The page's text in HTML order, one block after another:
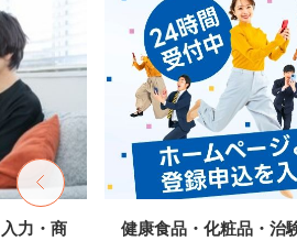
力・商
健康食品・化粧品・治